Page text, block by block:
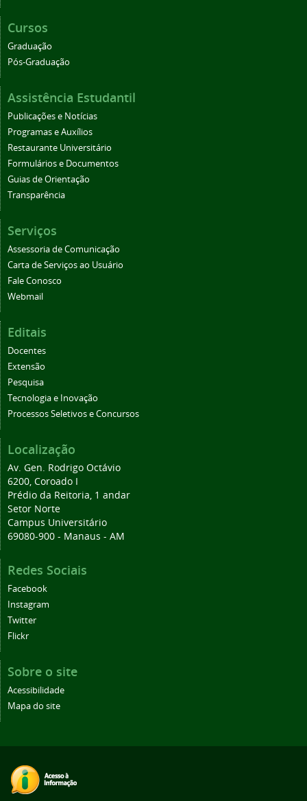
Cursos
Graduação
Pós-Graduação
Assistência Estudantil
Publicações e Notícias
Programas e Auxílios
Restaurante Universitário
Formulários e Documentos
Guias de Orientação
Transparência
Serviços
Assessoria de Comunicação
Carta de Serviços ao Usuário
Fale Conosco
Webmail
Editais
Docentes
Extensão
Pesquisa
Tecnologia e Inovação
Processos Seletivos e Concursos
Localização
Av. Gen. Rodrigo Octávio
6200, Coroado I
Prédio da Reitoria, 1 andar
Setor Norte
Campus Universitário
69080-900 - Manaus - AM
Redes Sociais
Facebook
Instagram
Twitter
Flickr
Sobre o site
Acessibilidade
Mapa do site